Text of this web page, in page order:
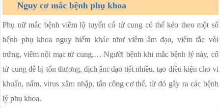
Nguy cơ mắc bệnh phụ khoa
Phụ nữ mắc bệnh viêm lộ tuyến cổ tử cung có thể kéo theo một số
bệnh phụ khoa nguy hiểm khác như viêm âm đạo, viêm tắc vòi
trứng, viêm nội mạc tử cung,… Người bệnh khi mắc bệnh lý này, cổ
tử cung dễ bị tổn thương, dịch âm đạo tiết nhiều, tạo điều kiện cho vi
khuẩn, nấm, virus xâm nhập, tấn công cơ thể, từ đó gây ra các bệnh
lý phụ khoa.